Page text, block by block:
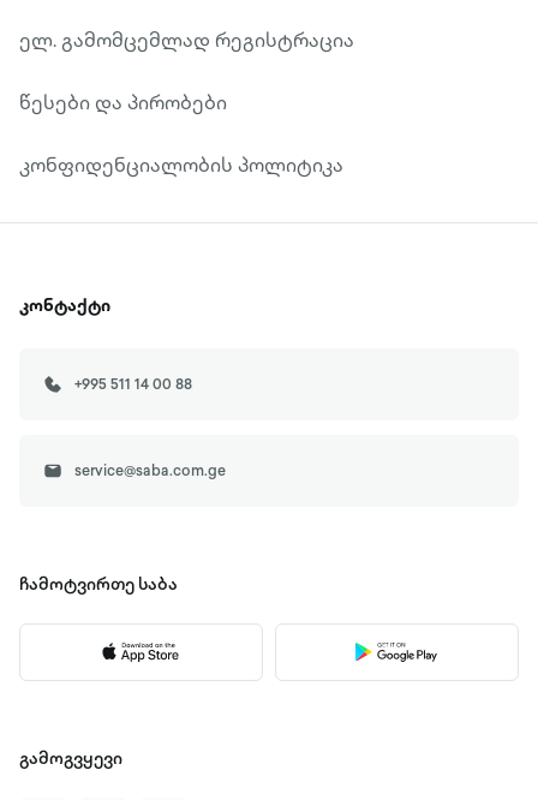
ელ. გამომცემლად რეგისტრაცია
წესები და პირობები
კონფიდენციალობის პოლიტიკა
კონტაქტი
+995 511 14 00 88
service@saba.com.ge
ჩამოტვირთე საბა
გამოგვყევი